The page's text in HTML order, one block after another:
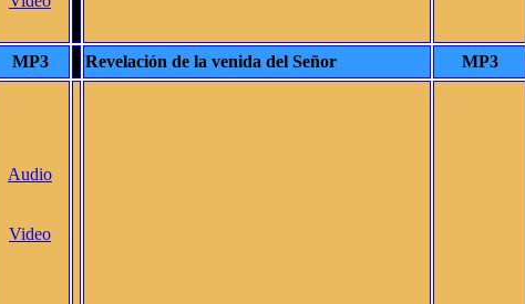
MP3 Revelación de la venida del Señor MP3
Audio
Video